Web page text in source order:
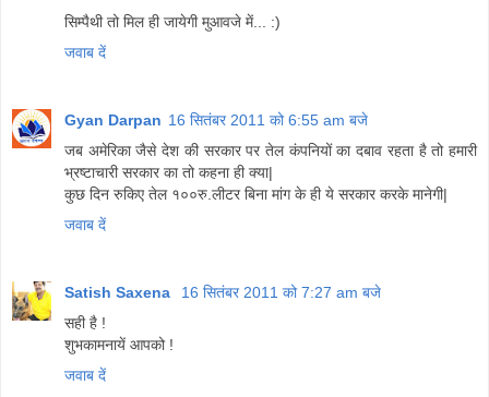
सिम्पैथी तो मिल ही जायेगी मुआवजे में... :)
जवाब दें
Gyan Darpan 16 सितंबर 2011 को 6:55 am बजे
जब अमेरिका जैसे देश की सरकार पर तेल कंपनियों का दबाव रहता है तो हमारी
भ्रष्टाचारी सरकार का तो कहना ही क्या|
कुछ दिन रुकिए तेल १००रु.लीटर बिना मांग के ही ये सरकार करके मानेगी|
जवाब दें
Satish Saxena
16 सितंबर 2011 को 7:27 am बजे
सही है !
शुभकामनायें आपको !
जवाब दें